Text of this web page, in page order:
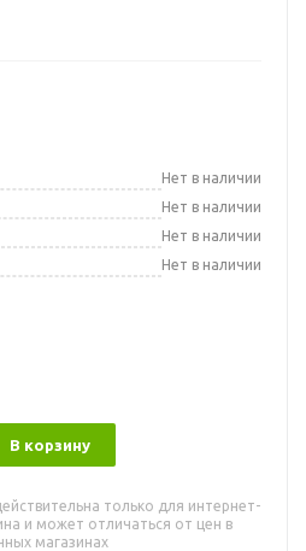
Нет в наличии
Нет в наличии
Нет в наличии
Нет в наличии
В корзину
только для интернет-
и может отличаться от цен в
магазинах